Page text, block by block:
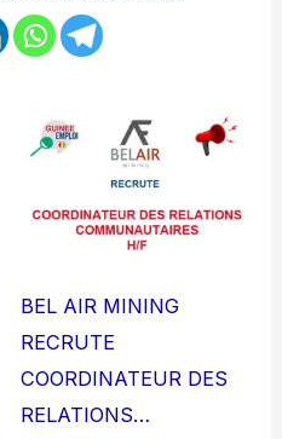
BEL AIR MINING
RECRUTE
COORDINATEUR DES
RELATIONS…